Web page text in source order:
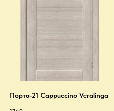
Порта-21 Cappuccino Veralinga